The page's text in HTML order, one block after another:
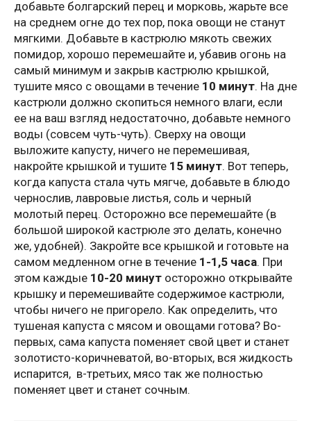
добавьте болгарский перец и морковь, жарьте все
на среднем огне до тех пор, пока овощи не станут
мягкими. Добавьте в кастрюлю мякоть свежих
помидор, хорошо перемешайте и, убавив огонь на
самый минимум и закрыв кастрюлю крышкой,
тушите мясо с овощами в течение 10 минут. На дне
кастрюли должно скопиться немного влаги, если
ее на ваш взгляд недостаточно, добавьте немного
воды (совсем чуть-чуть). Сверху на овощи
выложите капусту, ничего не перемешивая,
накройте крышкой и тушите 15 минут. Вот теперь,
когда капуста стала чуть мягче, добавьте в блюдо
чернослив, лавровые листья, соль и черный
молотый перец. Осторожно все перемешайте (в
большой широкой кастрюле это делать, конечно
же, удобней). Закройте все крышкой и готовьте на
самом медленном огне в течение 1-1,5 часа. При
этом каждые 10-20 минут осторожно открывайте
крышку и перемешивайте содержимое кастрюли,
чтобы ничего не пригорело. Как определить, что
тушеная капуста с мясом и овощами готова? Во-
первых, сама капуста поменяет свой цвет и станет
золотисто-коричневатой, во-вторых, вся жидкость
испарится, в-третьих, мясо так же полностью
поменяет цвет и станет сочным.